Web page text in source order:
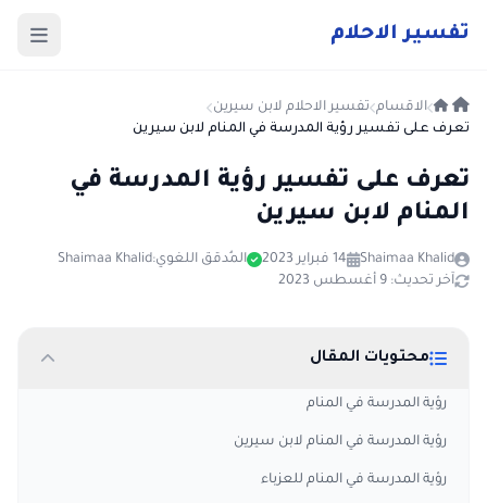
تفسير الاحلام
الاقسام تفسير الاحلام لابن سيرين
تعرف على تفسير رؤية المدرسة في المنام لابن سيرين
تعرف على تفسير رؤية المدرسة في
المنام لابن سيرين
Shaimaa Khalid 14 فبراير 2023 المُدقق اللغوي:Shaimaa Khalid
آخر تحديث: 9 أغسطس 2023
محتويات المقال
رؤية المدرسة في المنام
رؤية المدرسة في المنام لابن سيرين
رؤية المدرسة في المنام للعزباء